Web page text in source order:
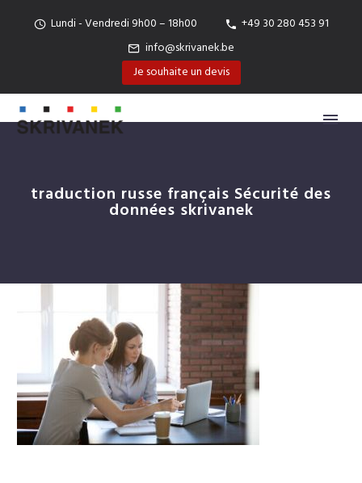
Lundi - Vendredi 9h00 – 18h00
+49 30 280 453 91
info@skrivanek.be
Je souhaite un devis
Français
traduction russe français Sécurité des
données skrivanek